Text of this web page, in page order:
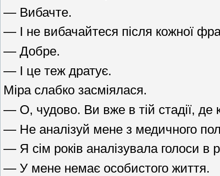
— Вибачте.
— І не вибачайтеся після кожної
— Добре.
— І це теж дратує.
Міра слабко засміялася.
— О, чудово. Ви вже в тій стадії, де
— Не аналізуй мене з медичного
— Я сім років аналізувала голоси в
— У мене немає особистого життя.